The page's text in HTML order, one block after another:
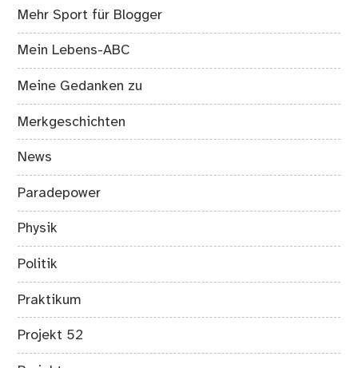
Mehr Sport für Blogger
Mein Lebens-ABC
Meine Gedanken zu
Merkgeschichten
News
Paradepower
Physik
Politik
Praktikum
Projekt 52